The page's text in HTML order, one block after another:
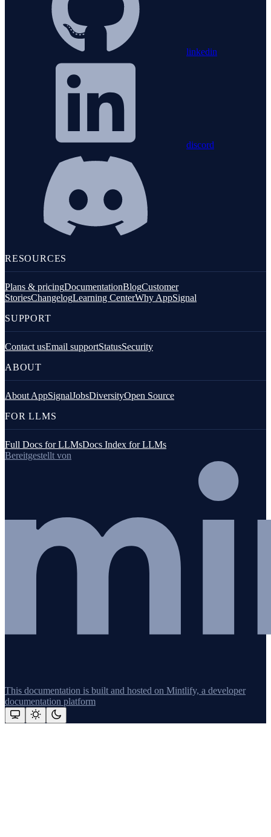
linkedin
discord
RESOURCES
Plans & pricingDocumentationBlogCustomer
StoriesChangelogLearning CenterWhy AppSignal
SUPPORT
Contact usEmail supportStatusSecurity
ABOUT
About AppSignalJobsDiversityOpen Source
FOR LLMS
Full Docs for LLMsDocs Index for LLMs
Bereitgestellt von
This documentation is built and hosted on Mintlify, a developer
documentation platform